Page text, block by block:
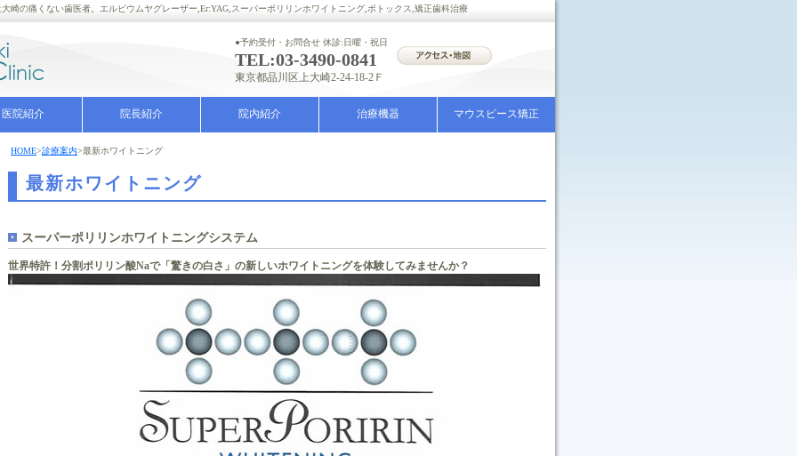
崎の痛くない歯医者。エルビウムヤグレーザー,Er:YAG,スーパーポリリンホワイトニング,ボトックス,矯正歯科治療
●予約受付・お問合せ 休診:日曜・祝日
TEL:03-3490-0841
東京都品川区上大崎2-24-18-2Ｆ
医院紹介 院長紹介 院内紹介 治療機器 マウスピース矯正
HOME>診療案内>最新ホワイトニング
最新ホワイトニング
スーパーポリリンホワイトニングシステム
世界特許！分割ポリリン酸Naで「驚きの白さ」の新しいホワイトニングを体験してみませんか？